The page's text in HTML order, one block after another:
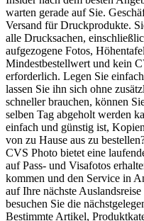
warten gerade auf Sie.
Versand für Druckprodukte.
alle Drucksachen,
aufgezogene Fotos,
Mindestbestellwert und kein
erforderlich. Legen Sie
lassen Sie ihn sich ohne
schneller brauchen, können
selben Tag abgeholt werden
einfach und günstig ist,
von zu Hause aus zu
CVS Photo bietet eine
auf Pass- und Visafotos
kommen und den Service in
auf Ihre nächste
besuchen Sie die
Bestimmte Artikel,